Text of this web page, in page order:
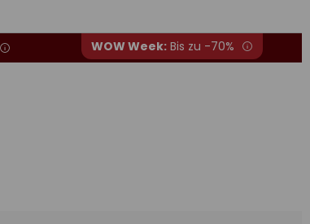
WOW Week: Bis zu -70%